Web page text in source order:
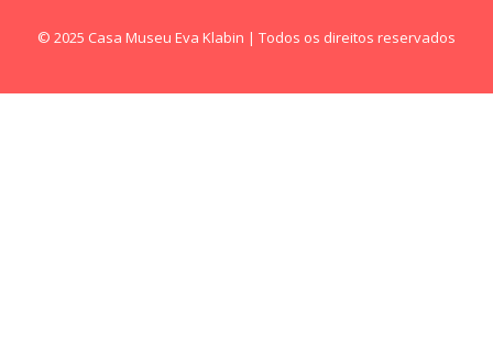
© 2025 Casa Museu Eva Klabin | Todos os direitos reservados